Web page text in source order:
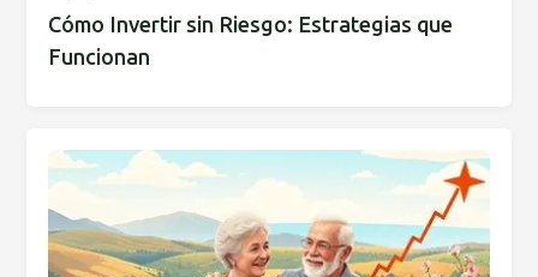
Cómo Invertir sin Riesgo: Estrategias que
Funcionan